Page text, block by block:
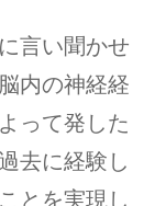
言い聞かせ
内の神経経
って発した
去に経験し
とを実現し